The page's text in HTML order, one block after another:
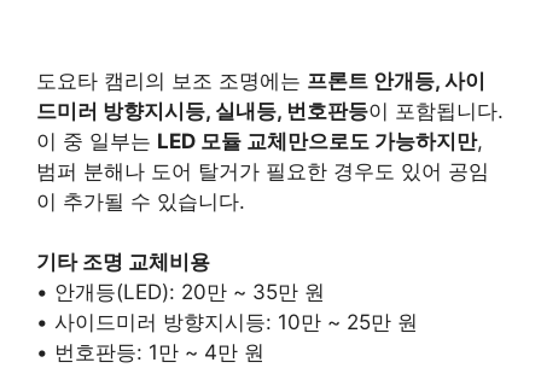
도요타 캠리의 보조 조명에는 프론트 안개등, 사이
드미러 방향지시등, 실내등, 번호판등이 포함됩니다.
이 중 일부는 LED 모듈 교체만으로도 가능하지만,
범퍼 분해나 도어 탈거가 필요한 경우도 있어 공임
이 추가될 수 있습니다.
기타 조명 교체비용
• 안개등(LED): 20만 ~ 35만 원
• 사이드미러 방향지시등: 10만 ~ 25만 원
• 번호판등: 1만 ~ 4만 원